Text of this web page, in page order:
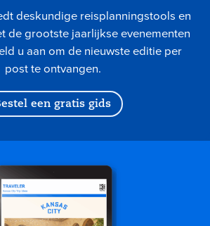
deskundige reisplanningstools en
de grootste jaarlijkse evenementen
u aan om de nieuwste editie per
post te ontvangen.
een gratis gids